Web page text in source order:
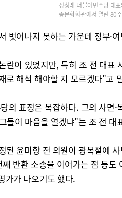
정청래 더불어민주당 대
종문화회관에서 열린 80
벗어나지 못하는 가운데 정부
란이 있었지만, 특히 조 전 대
로 해석 해야할 지 모르겠다"고
의 표정은 복잡하다. 그의 사
이 마음을 열겠냐"는 조 전
된 윤미향 전 의원이 광복절에
반환 소송을 이어가는 점 등
가가 나오기도 했다.